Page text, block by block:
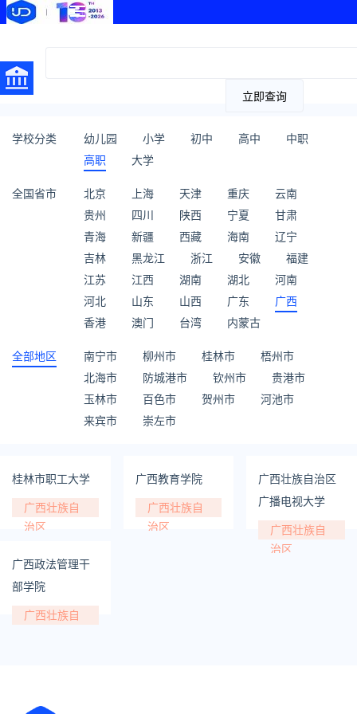
立即查询
学校分类 幼儿园 小学 初中 高中
中职
高职
大学
全国省市 北京 上海 天津 重庆
云南
贵州
四川 陕西 宁夏
甘肃
青海
新疆 西藏 海南
辽宁
吉林
黑龙江 浙江 安徽
福建
江苏
江西 湖南 湖北
河南
河北
山东 山西 广东
广西
香港
澳门 台湾 内蒙古
全部地区 南宁市 柳州市 桂林市
梧州市
北海市
防城港市 钦州市
贵港市
玉林市
百色市 贺州市
河池市
来宾市
崇左市
桂林市职工大学
广西壮族自
治区
广西教育学院
广西壮族自
治区
广西壮族自治区
广播电视大学
广西壮族自
治区
广西政法管理干
部学院
广西壮族自